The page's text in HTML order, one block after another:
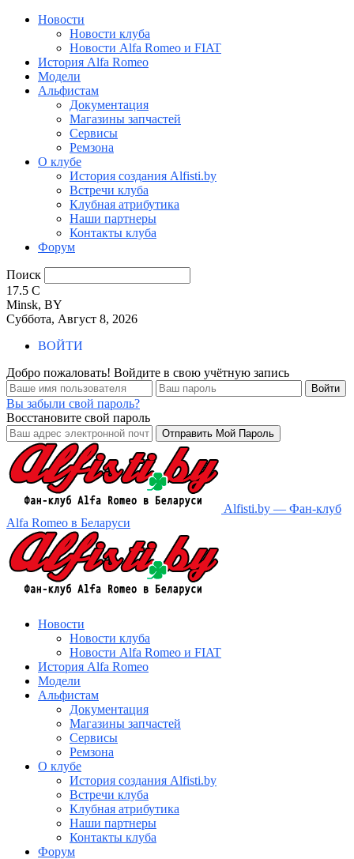
Новости
Новости клуба
Новости Alfa Romeo и FIAT
История Alfa Romeo
Модели
Альфистам
Документация
Магазины запчастей
Сервисы
Ремзона
О клубе
История создания Alfisti.by
Встречи клуба
Клубная атрибутика
Наши партнеры
Контакты клуба
Форум
Поиск
17.5 C
Minsk, BY
Суббота, Август 8, 2026
ВОЙТИ
Добро пожаловать! Войдите в свою учётную запись
Вы забыли свой пароль?
Восстановите свой пароль
Alfisti.by — Фан-клуб
Alfa Romeo в Беларуси
Новости
Новости клуба
Новости Alfa Romeo и FIAT
История Alfa Romeo
Модели
Альфистам
Документация
Магазины запчастей
Сервисы
Ремзона
О клубе
История создания Alfisti.by
Встречи клуба
Клубная атрибутика
Наши партнеры
Контакты клуба
Форум